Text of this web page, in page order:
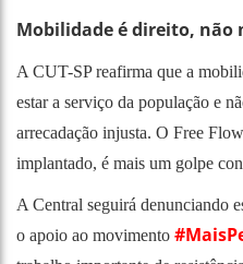
Mobilidade é direito, não
A CUT-SP reafirma que a
estar a serviço da população e
arrecadação injusta. O Free
implantado, é mais um golpe
A Central seguirá denunciando
o apoio ao movimento